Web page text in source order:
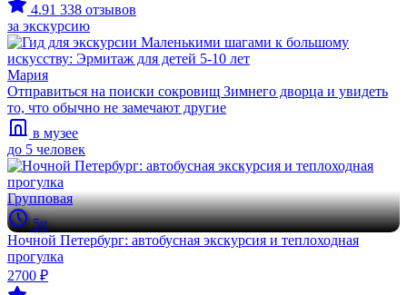
4.91 338 отзывов
за экскурсию
Мария
Отправиться на поиски сокровищ Зимнего дворца и увидеть
то, что обычно не замечают другие
в музее
до 5 человек
Групповая
5ч
Ночной Петербург: автобусная экскурсия и теплоходная
прогулка
2700 ₽